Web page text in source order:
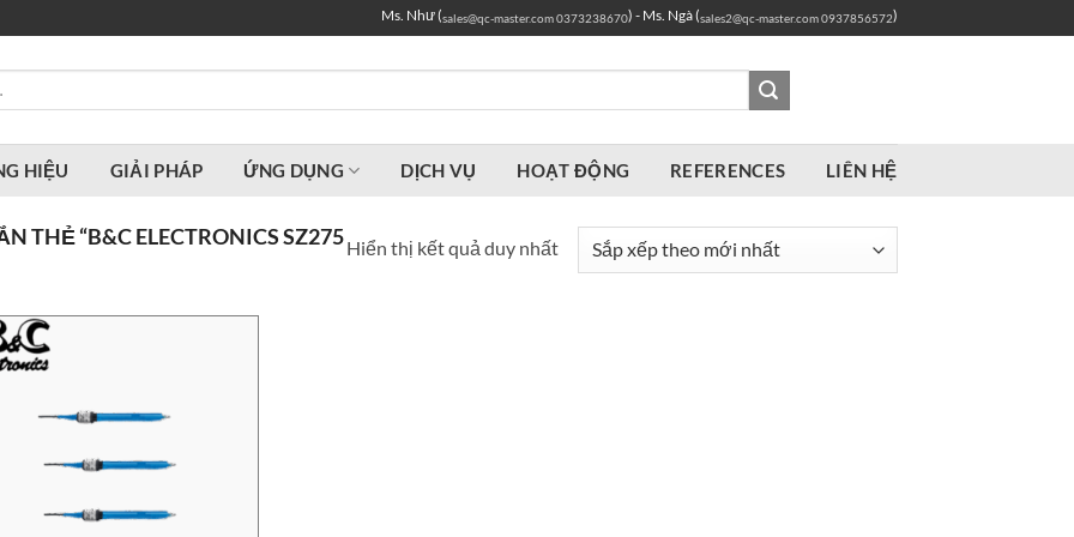
Ms. Như (sales@qc-master.com0373238670) - Ms. Ngà (sales2@qc-master.com0937856572)
HIỆU GIẢI PHÁP ỨNG DỤNG DỊCH VỤ HOẠT ĐỘNG REFERENCES LIÊN HỆ
THẺ “B&C ELECTRONICS SZ275Hiển thị kết quả duy nhất